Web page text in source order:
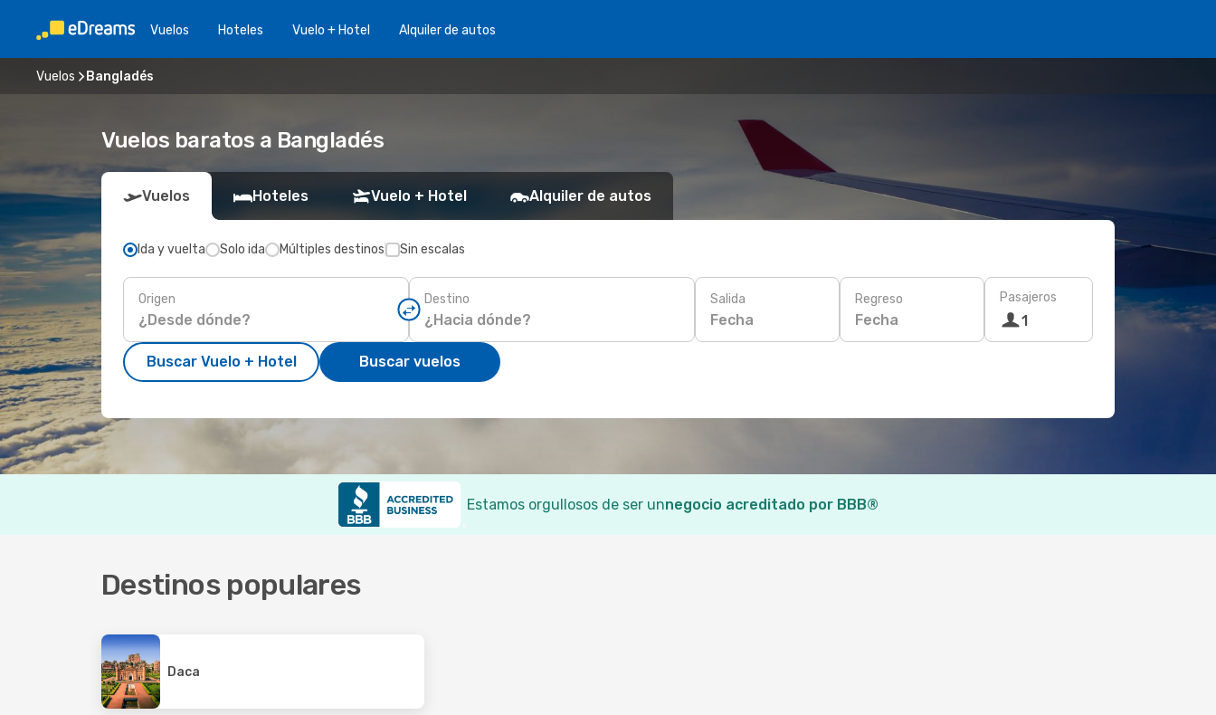
Vuelos Hoteles Vuelo + Hotel Alquiler de autos
Vuelos Bangladés
Vuelos baratos a Bangladés
Vuelos Hoteles Vuelo + Hotel Alquiler de autos
Ida y vuelta Solo ida Múltiples destinos Sin escalas
Origen Destino Salida
Fecha
Regreso
Fecha
Pasajeros
1
Buscar Vuelo + Hotel Buscar vuelos
Estamos orgullosos de ser unnegocio acreditado por BBB®
Destinos populares
Daca